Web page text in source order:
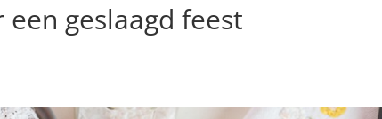
geslaagd feest